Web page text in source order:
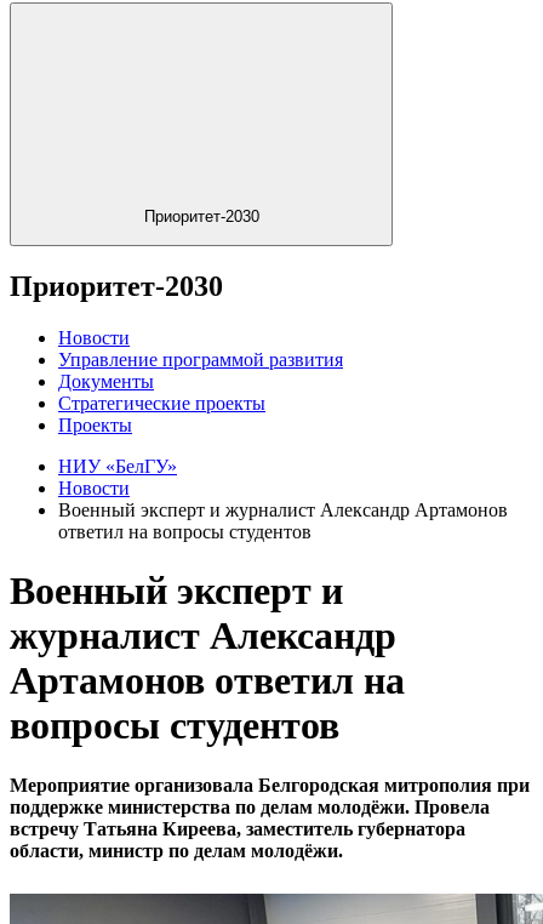
Приоритет-2030
Приоритет-2030
Новости
Управление программой развития
Документы
Стратегические проекты
Проекты
НИУ «БелГУ»
Новости
Военный эксперт и журналист Александр Артамонов
ответил на вопросы студентов
Военный эксперт и
журналист Александр
Артамонов ответил на
вопросы студентов
Мероприятие организовала Белгородская митрополия при
поддержке министерства по делам молодёжи. Провела
встречу Татьяна Киреева, заместитель губернатора
области, министр по делам молодёжи.